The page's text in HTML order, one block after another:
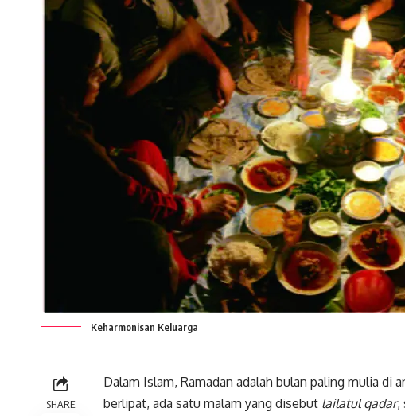
Keharmonisan Keluarga
SHARE
Dalam Islam, Ramadan adalah bulan paling mulia di
berlipat, ada satu malam yang disebut lailatul qadar,